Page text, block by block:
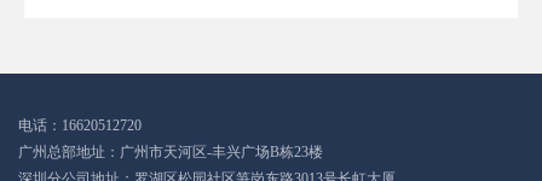
电话：16620512720
广州总部地址：广州市天河区-丰兴广场B栋23楼